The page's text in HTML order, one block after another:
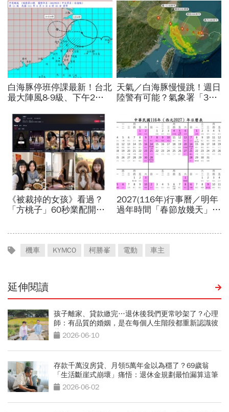
機車 KYMCO 柯勝峯 電動 車主
延伸閱讀
孩子離家、貸款繳完…退休後我們更常吵架了？心理
師：有品質的婚姻，是在每個人生階段都重新認識彼
此 2026-06-10
存款千萬沒房貸、月領5萬年金以為穩了？69歲翁
「生活斷崖式崩壞」痛悟：退休金規劃最怕漏算這筆
錢 2026-06-02